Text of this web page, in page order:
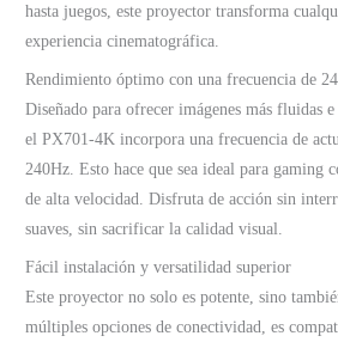
hasta juegos, este proyector transforma
experiencia cinematográfica.
Rendimiento óptimo con una frecuencia de
Diseñado para ofrecer imágenes más fluidas
el PX701-4K incorpora una frecuencia de
240Hz. Esto hace que sea ideal para gaming
de alta velocidad. Disfruta de acción sin
suaves, sin sacrificar la calidad visual.
Fácil instalación y versatilidad superior
Este proyector no solo es potente, sino
múltiples opciones de conectividad, es